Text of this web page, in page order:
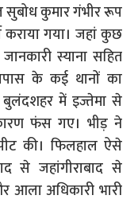
सुबोध कुमार गंभीर रूप
कराया गया। जहां कुछ
स्याना सहित
के कई थानों का
में इज्तेमा से
फंस गए। भीड़ ने
की। फिलहाल ऐसे
से जहांगीराबाद से
आला अधिकारी भारी